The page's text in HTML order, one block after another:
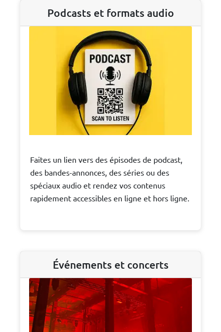
Podcasts et formats audio
Faites un lien vers des épisodes de podcast,
des bandes-annonces, des séries ou des
spéciaux audio et rendez vos contenus
rapidement accessibles en ligne et hors ligne.
Événements et concerts